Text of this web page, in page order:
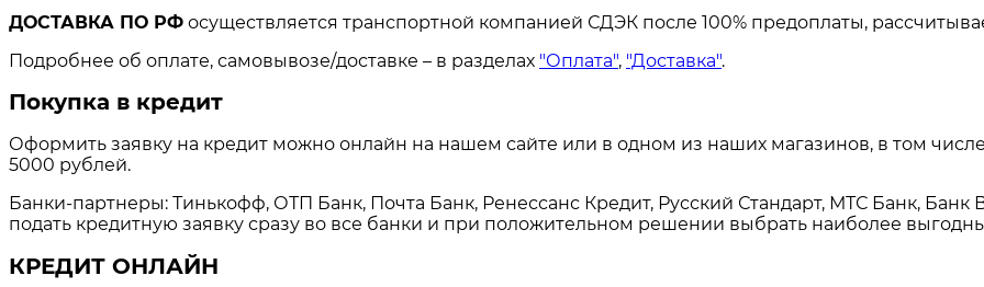
ДОСТАВКА ПО РФ осуществляется транспортной компанией СДЭК после 100% предоплаты,
Подробнее об оплате, самовывозе/доставке – в разделах "Оплата", "Доставка".
Покупка в кредит
Оформить заявку на кредит можно онлайн на нашем сайте или в одном из наших магазинов, в том
5000 рублей.
Банки-партнеры: Тинькофф, ОТП Банк, Почта Банк, Ренессанс Кредит, Русский Стандарт, МТС Банк,
подать кредитную заявку сразу во все банки и при положительном решении выбрать наиболее
КРЕДИТ ОНЛАЙН